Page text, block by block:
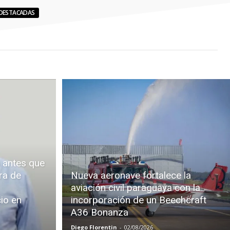
que
de
en
Nueva aeronave fortalece la
aviación civil paraguaya con la
incorporación de un Beechcraft
A36 Bonanza
Diego Florentin - 02/08/2026